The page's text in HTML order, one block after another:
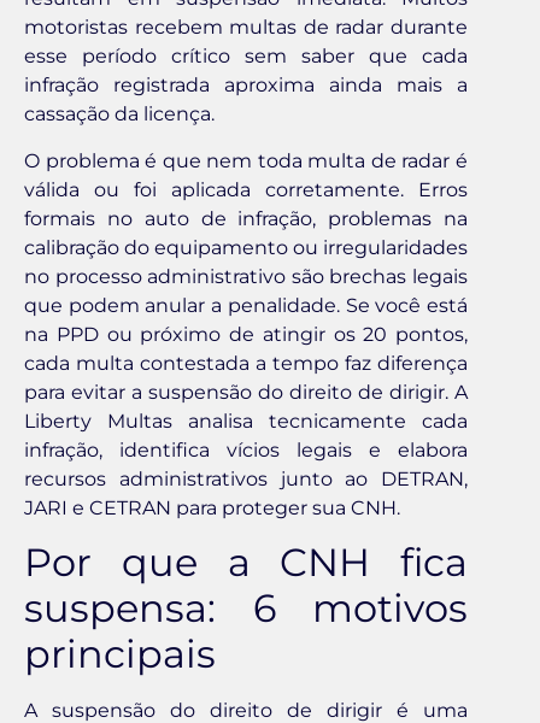
motoristas recebem multas de radar durante
esse período crítico sem saber que cada
infração registrada aproxima ainda mais a
cassação da licença.
O problema é que nem toda multa de radar é
válida ou foi aplicada corretamente. Erros
formais no auto de infração, problemas na
calibração do equipamento ou irregularidades
no processo administrativo são brechas legais
que podem anular a penalidade. Se você está
na PPD ou próximo de atingir os 20 pontos,
cada multa contestada a tempo faz diferença
para evitar a suspensão do direito de dirigir. A
Liberty Multas analisa tecnicamente cada
infração, identifica vícios legais e elabora
recursos administrativos junto ao DETRAN,
JARI e CETRAN para proteger sua CNH.
Por que a CNH fica
suspensa: 6 motivos
principais
A suspensão do direito de dirigir é uma